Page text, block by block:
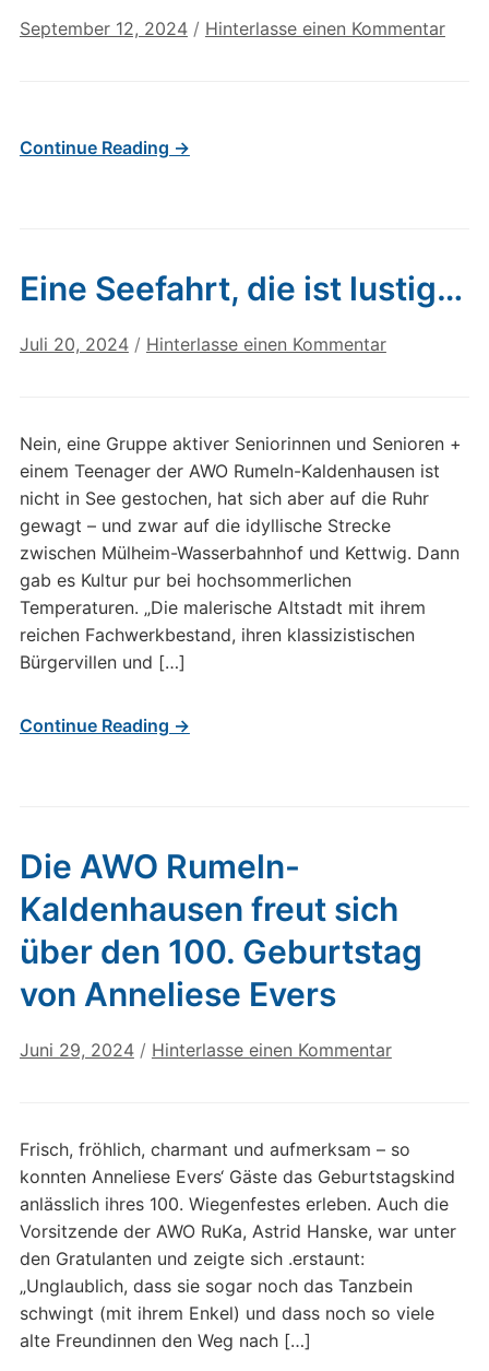
September 12, 2024 / Hinterlasse einen Kommentar
Continue Reading →
Eine Seefahrt, die ist lustig…
Juli 20, 2024 / Hinterlasse einen Kommentar
Nein, eine Gruppe aktiver Seniorinnen und Senioren +
einem Teenager der AWO Rumeln-Kaldenhausen ist
nicht in See gestochen, hat sich aber auf die Ruhr
gewagt – und zwar auf die idyllische Strecke
zwischen Mülheim-Wasserbahnhof und Kettwig. Dann
gab es Kultur pur bei hochsommerlichen
Temperaturen. „Die malerische Altstadt mit ihrem
reichen Fachwerkbestand, ihren klassizistischen
Bürgervillen und […]
Continue Reading →
Die AWO Rumeln-
Kaldenhausen freut sich
über den 100. Geburtstag
von Anneliese Evers
Juni 29, 2024 / Hinterlasse einen Kommentar
Frisch, fröhlich, charmant und aufmerksam – so
konnten Anneliese Evers‘ Gäste das Geburtstagskind
anlässlich ihres 100. Wiegenfestes erleben. Auch die
Vorsitzende der AWO RuKa, Astrid Hanske, war unter
den Gratulanten und zeigte sich .erstaunt:
„Unglaublich, dass sie sogar noch das Tanzbein
schwingt (mit ihrem Enkel) und dass noch so viele
alte Freundinnen den Weg nach […]